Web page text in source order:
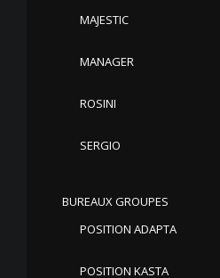
MAJESTIC
MANAGER
ROSINI
SERGIO
BUREAUX GROUPES
POSITION ADAPTA
POSITION KASTA